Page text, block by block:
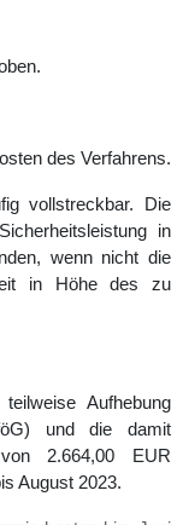
des Verfahrens.
vollstreckbar. Die
in
wenn nicht die
in Höhe des zu
Aufhebung
und die damit
2.664,00 EUR
August 2023.